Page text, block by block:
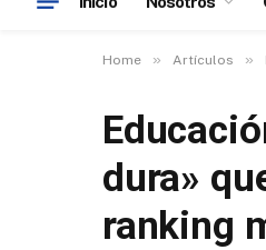
Home » Artículos »
dura»
ranking